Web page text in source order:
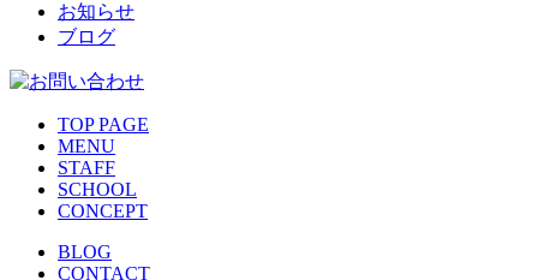
お知らせ
ブログ
TOP PAGE
MENU
STAFF
SCHOOL
CONCEPT
BLOG
CONTACT